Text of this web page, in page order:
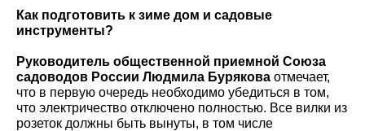
Как подготовить к зиме дом и садовые
инструменты?
Руководитель общественной приемной Союза
садоводов России Людмила Бурякова отмечает,
что в первую очередь необходимо убедиться в том,
что электричество отключено полностью. Все вилки из
розеток должны быть вынуты, в том числе